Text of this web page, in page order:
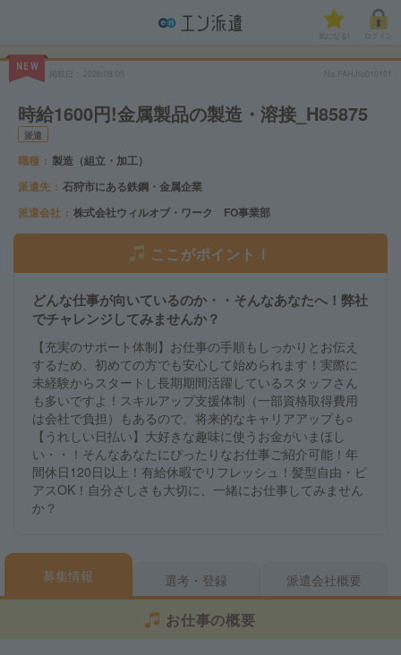
気になる!
NEW
2026/08/05 No.FAHJfo010101
時給1600円!金属製品の製造・溶接_H85875
派遣
職種
製造（組立・加工）
派遣先
石狩市にある鉄鋼・金属企業
派遣会社
株式会社ウィルオブ・ワーク FO事業部
ここがポイント！
どんな仕事が向いているのか・・そんなあなたへ！弊社
でチャレンジしてみませんか？
【充実のサポート体制】お仕事の手順もしっかりとお伝え
するため、初めての方でも安心して始められます！実際に
未経験からスタートし長期期間活躍しているスタッフさん
も多いですよ！スキルアップ支援体制（一部資格取得費用
は会社で負担）もあるので、将来的なキャリアアップも○
【うれしい日払い】大好きな趣味に使うお金がいまほし
い・・！そんなあなたにぴったりなお仕事ご紹介可能！年
間休日120日以上！有給休暇でリフレッシュ！髪型自由・ピ
アスOK！自分さしさも大切に、一緒にお仕事してみません
か？
募集情報 選考・登録 派遣会社概要
お仕事の概要